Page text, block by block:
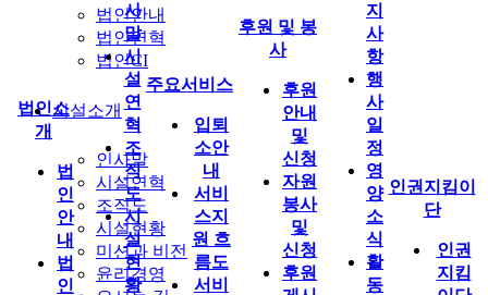
법인안내
법인연혁
법인CI
시설소개
인사말
시설연혁
조직도
시설현황
미션과 비전
윤리경영
법인소
개
법
인
안
내
법
인
사
말
시
설
연
혁
조
직
도
시
설
현
황
주요서비스
입퇴
소안
내
서비
스지
원 흐
름도
서비
후원 및 봉
사
후원
안내
및
신청
자원
봉사
및
신청
후원
지
사
항
행
사
일
정
영
양
소
식
활
동
인권지킴이
단
인권
지킴